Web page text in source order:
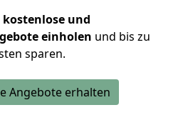
kostenlose und
einholen und bis zu
sparen.
Angebote erhalten